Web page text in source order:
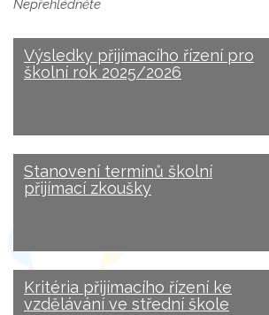
Nepřehlédněte
Výsledky přijímacího řízení pro
školní rok 2025/2026
Stanovení termínů školní
přijímací zkoušky
Kritéria přijímacího řízení ke
vzdělávání ve střední škole